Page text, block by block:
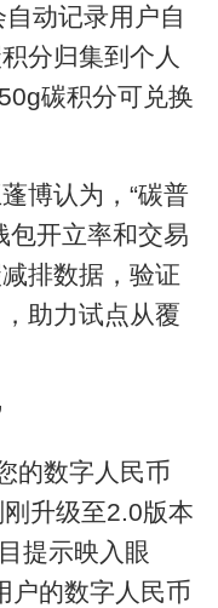
动记录用户自
分归集到个人
碳积分可兑换
博认为，“碳普
包开立率和交易
排数据，验证
助力试点从覆
的数字人民币
刚升级至2.0版本
提示映入眼
户的数字人民币